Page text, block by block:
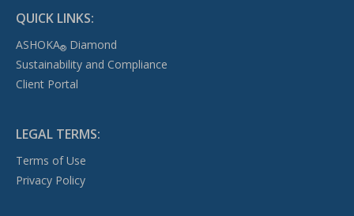
QUICK LINKS:
ASHOKA®Diamond
Sustainability and Compliance
Client Portal
LEGAL TERMS:
Terms of Use
Privacy Policy